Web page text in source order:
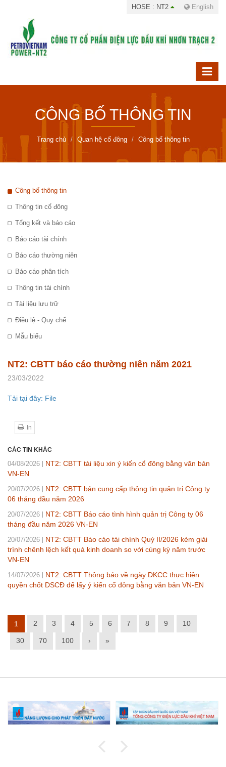
HOSE : NT2 English
CÔNG BỐ THÔNG TIN
Trang chủ Quan hệ cổ đông Công bố thông tin
Công bố thông tin
Thông tin cổ đông
Tổng kết và báo cáo
Báo cáo tài chính
Báo cáo thường niên
Báo cáo phân tích
Thông tin tài chính
Tài liệu lưu trữ
Điều lệ - Quy chế
Mẫu biểu
NT2: CBTT báo cáo thường niên năm 2021
23/03/2022
Tải tại đây: File
In
CÁC TIN KHÁC
04/08/2026
NT2: CBTT tài liệu xin ý kiến cổ đông bằng văn bản
VN-EN
20/07/2026
NT2: CBTT bản cung cấp thông tin quản trị Công ty
06 tháng đầu năm 2026
20/07/2026
NT2: CBTT Báo cáo tình hình quản trị Công ty 06
tháng đầu năm 2026 VN-EN
20/07/2026
NT2: CBTT Báo cáo tài chính Quý II/2026 kèm giải
trình chênh lệch kết quả kinh doanh so với cùng kỳ năm trước
VN-EN
14/07/2026
NT2: CBTT Thông báo về ngày DKCC thực hiện
quyền chốt DSCĐ để lấy ý kiến cổ đông bằng văn bản VN-EN
1 2 3 4 5 6 7 8 9 10
30 70 100 › »